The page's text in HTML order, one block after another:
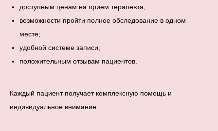
доступным ценам на прием терапевта;
возможности пройти полное обследование в одном
месте;
удобной системе записи;
положительным отзывам пациентов.
Каждый пациент получает комплексную помощь и
индивидуальное внимание.